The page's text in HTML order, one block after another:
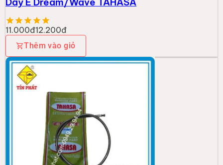
11.000đ12.200đ
Thêm vào giỏ